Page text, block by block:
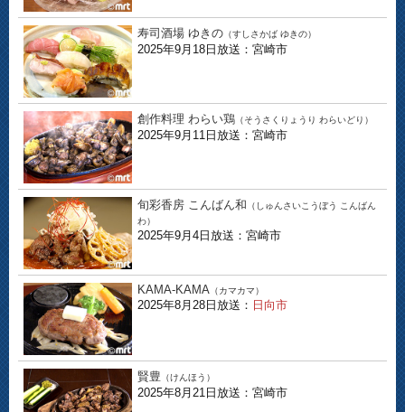
寿司酒場 ゆきの （すしさかば ゆきの）
2025年9月18日放送：宮崎市
創作料理 わらい鶏 （そうさくりょうり わらいどり）
2025年9月11日放送：宮崎市
旬彩香房 こんばん和 （しゅんさいこうぼう こんばん
わ）
2025年9月4日放送：宮崎市
KAMA-KAMA （カマカマ）
2025年8月28日放送： 日向市
賢豊 （けんほう）
2025年8月21日放送：宮崎市